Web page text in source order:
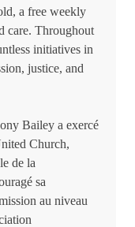
a free weekly
care. Throughout
initiatives in
justice, and
Bailey a exercé
Church,
de la
sa
au niveau